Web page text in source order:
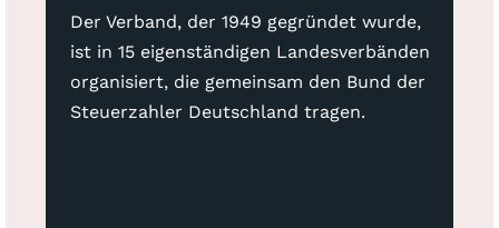
Der Verband, der 1949 gegründet wurde,
ist in 15 eigenständigen Landesverbänden
organisiert, die gemeinsam den Bund der
Steuerzahler Deutschland tragen.